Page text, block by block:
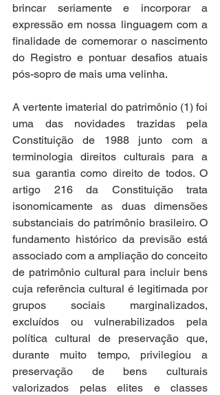
brincar seriamente e incorporar a
expressão em nossa linguagem com a
finalidade de comemorar o nascimento
do Registro e pontuar desafios atuais
pós-sopro de mais uma velinha.
A vertente imaterial do patrimônio (1) foi
uma das novidades trazidas pela
Constituição de 1988 junto com a
terminologia direitos culturais para a
sua garantia como direito de todos. O
artigo 216 da Constituição trata
isonomicamente as duas dimensões
substanciais do patrimônio brasileiro. O
fundamento histórico da previsão está
associado com a ampliação do conceito
de patrimônio cultural para incluir bens
cuja referência cultural é legitimada por
grupos sociais marginalizados,
excluídos ou vulnerabilizados pela
política cultural de preservação que,
durante muito tempo, privilegiou a
preservação de bens culturais
valorizados pelas elites e classes